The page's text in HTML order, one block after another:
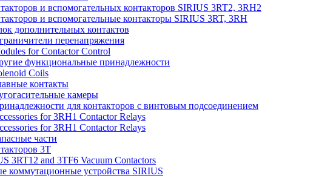
и вспомогательных контакторов SIRIUS 3RT2, 3RH2
и вспомогательные контакторы SIRIUS 3RT, 3RH
дополнительных контактов
перенапряжения
for Contactor Control
функциональные принадлежности
Coils
контакты
камеры
для контакторов с винтовым подсоединением
for 3RH1 Contactor Relays
for 3RH1 Contactor Relays
части
3T
3RT12 and 3TF6 Vacuum Contactors
коммутационные устройства SIRIUS